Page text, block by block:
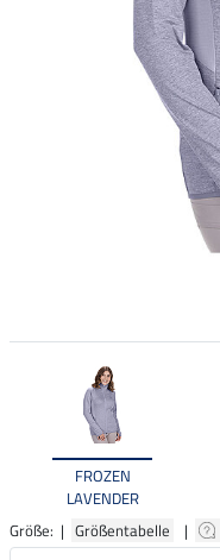
FROZEN
LAVENDER
Größe: | Größentabelle |